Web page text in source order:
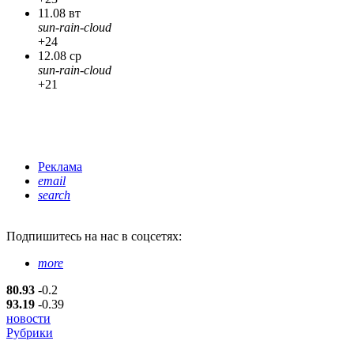
11.08 вт
sun-rain-cloud
+24
12.08 ср
sun-rain-cloud
+21
Реклама
email
search
Подпишитесь на нас в соцсетях:
more
80.93 -0.2
93.19 -0.39
новости
Рубрики